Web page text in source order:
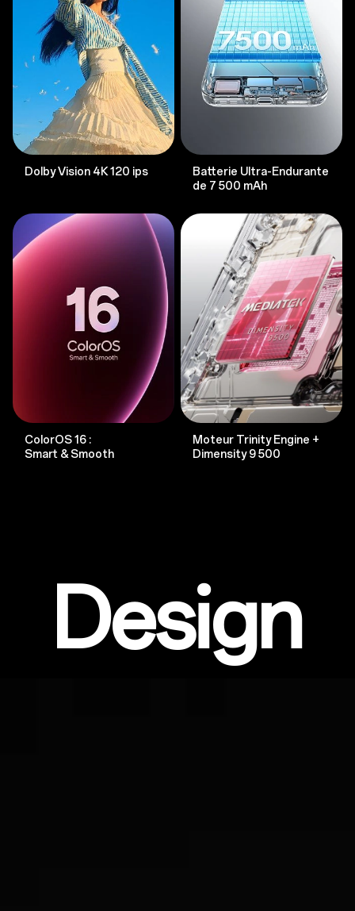
Dolby Vision 4K 120 ips
Batterie Ultra-Endurante
de 7 500 mAh
ColorOS 16 :
Smart & Smooth
Moteur Trinity Engine +
Dimensity 9 500
Design